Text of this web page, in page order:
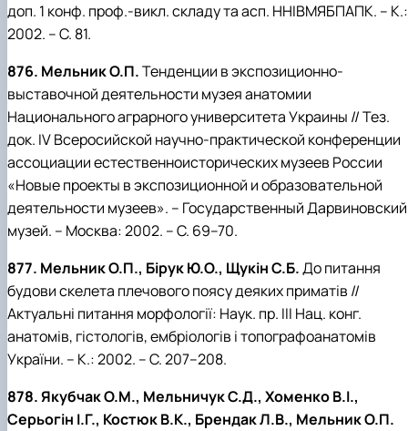
доп. 1 конф. проф.-викл. складу та асп. ННІВМЯБПАПК. – К.:
2002. – С. 81.
876. Мельник О.П.Тенденции в экспозиционно-
выставочной деятельности музея анатомии
Национального аграрного университета Украины // Тез.
док. IV Всеросийской научно-практической конференции
ассоциации естественноисторических музеев России
«Новые проекты в экспозиционной и образовательной
деятельности музеев». – Государственный Дарвиновский
музей. – Москва: 2002. – С. 69–70.
877. Мельник О.П., Бірук Ю.О., Щукін С.Б.До питання
будови скелета плечового поясу деяких приматів //
Актуальні питання морфології: Наук. пр. ІІІ Нац. конг.
анатомів, гістологів, ембріологів і топографоанатомів
України. – К.: 2002. – С. 207–208.
878. Якубчак О.М., Мельничук С.Д., Хоменко В.І.,
Серьогін І.Г., Костюк В.К., Брендак Л.В., Мельник О.П.